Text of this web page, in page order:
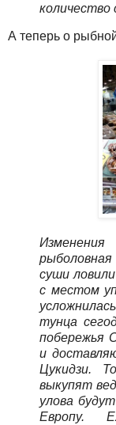
количество
А теперь о
суши
с местом
тунца
побережья
и
Цукидзи.
выкупят
улова
Европу.